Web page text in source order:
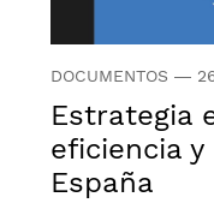
DOCUMENTOS—
Estrategia
eficiencia
España